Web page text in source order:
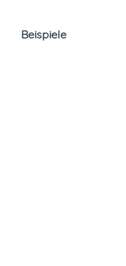
Beispiele